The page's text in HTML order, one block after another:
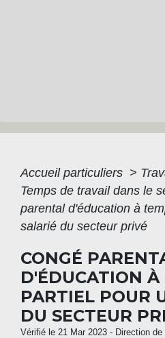
Accueil particuliers >
Temps de travail dans le
parental d'éducation à
salarié du secteur privé
CONGÉ
D'ÉDUCATION À
PARTIEL POUR
DU SECTEUR
Vérifié le 21 Mar 2023 - Direction